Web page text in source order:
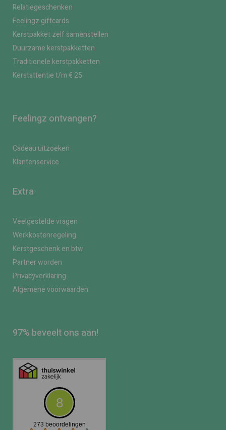
Relatiegeschenken
Feelingz giftcards
Kerstpakket zelf samenstellen
Duurzame kerstpakketten
Traditionele kerstpakketten
Kerstattentie t/m € 25
Feelingz ontvangen?
Cadeau uitzoeken
Klantenservice
Extra
Veelgestelde vragen
Werkkostenregeling
Kerstgeschenk en btw
Partner worden
Privacyverklaring
Algemene voorwaarden
97% beveelt ons aan!